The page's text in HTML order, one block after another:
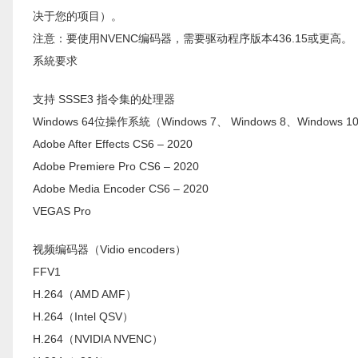
决于您的项目）。
注意：要使用NVENC编码器，需要驱动程序版本436.15或更高。
系統要求
支持 SSSE3 指令集的处理器
Windows 64位操作系統（Windows 7、 Windows 8、Windows
Adobe After Effects CS6 – 2020
Adobe Premiere Pro CS6 – 2020
Adobe Media Encoder CS6 – 2020
VEGAS Pro
视频编码器（Vidio encoders）
FFV1
H.264（AMD AMF）
H.264（Intel QSV）
H.264（NVIDIA NVENC）